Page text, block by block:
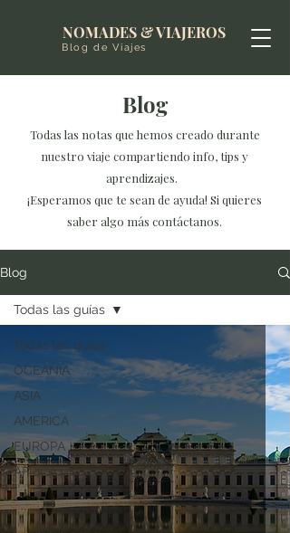
NOMADES & VIAJEROS
Blog de Viajes
Blog
Todas las notas que hemos creado durante
nuestro viaje compartiendo info, tips y
aprendizajes.
¡Esperamos que te sean de ayuda! Si quieres
saber algo más contáctanos.
Blog
Todas las guías
OCEANIA
ASIA
AMERICA
EUROPA
AFRICA
Todas las guías